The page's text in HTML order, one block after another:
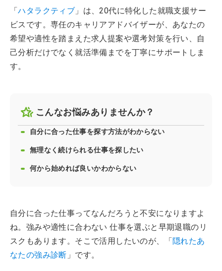
「ハタラクティブ 」は、20代に特化した就職支援サー
ビスです。専任のキャリアアドバイザーが、あなたの
希望や適性を踏まえた求人提案や選考対策を行い、自
己分析だけでなく就活準備までを丁寧にサポートしま
す。
こんなお悩みありませんか？
自分に合った仕事を探す方法がわからない
無理なく続けられる仕事を探したい
何から始めれば良いかわからない
自分に合った仕事ってなんだろうと不安になりますよ
ね。強みや適性に合わない 仕事を選ぶと早期退職のリ
スクもあります。そこで活用したいのが、「隠れたあ
なたの強み診断 」です。